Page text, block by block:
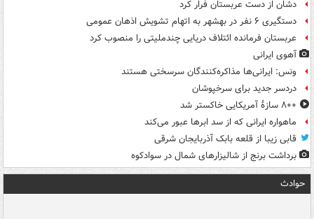
دشان از دست عربستان فرار کرد
دستگیری ۶ نفر در بهشهر به اتهام تشویش اذهان عمومی
عربستان فرمانده ائتلاف دریایی چندملیتی را منصوب کرد
آهوی ایرانی
ونس: ایرانی‌ها مذاکره‌کنندگان سرسختی هستند
دردسر جدید برای سرخپوشان
۸۰۰ سازۀ آمریکایی خاکستر شد
ماهواره ایرانی که از سد ابرها عبور می‌کند
قابی زیبا از قلعه بابک آذربایجان شرقی
برداشت برنج از شالیزارهای شمال در سوادکوه
حوادث